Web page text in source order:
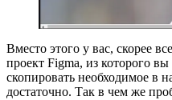
Вместо этого у вас, скорее
проект Figma, из которого
скопировать необходимое в
достаточно. Так в чем же